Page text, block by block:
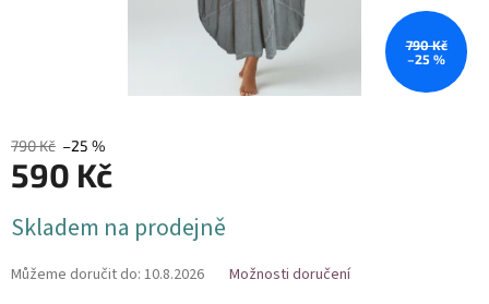
790 Kč
–25 %
790 Kč –25 %
590 Kč
cena:
Skladem na prodejně
Můžeme doručit do: 10.8.2026 Možnosti doručení